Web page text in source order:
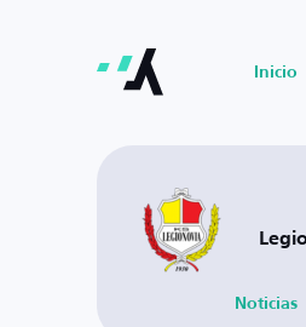
Inicio
Noticias